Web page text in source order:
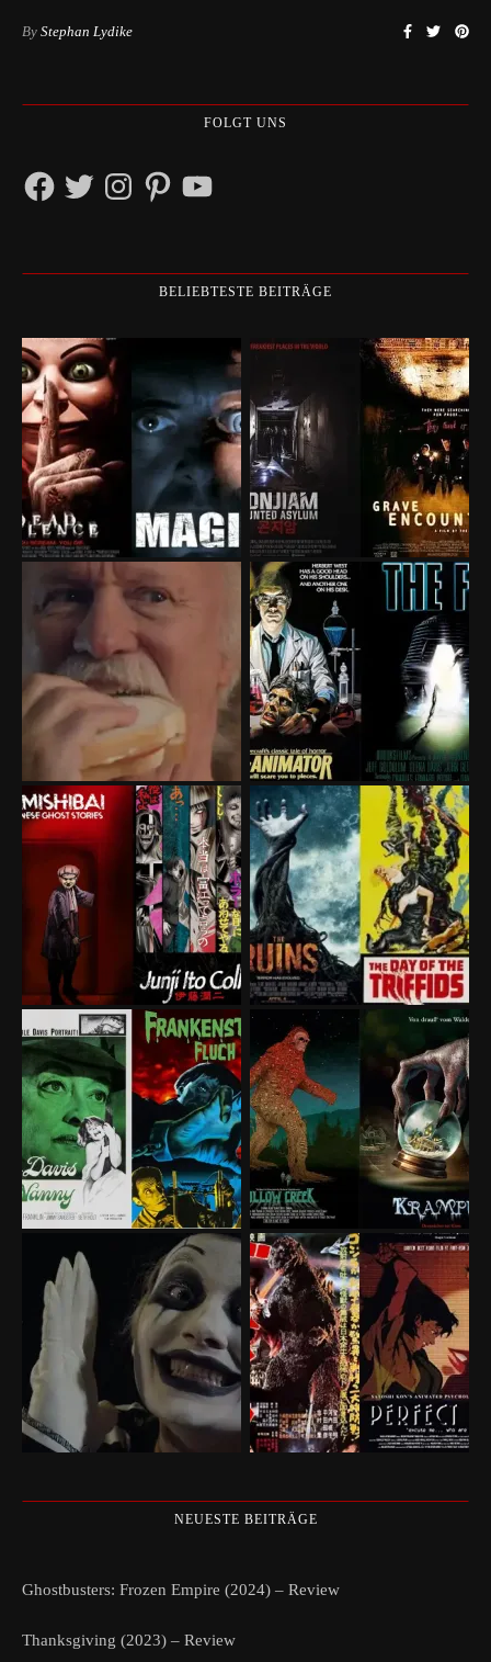
By Stephan Lydike
FOLGT UNS
FacebookTwitterInstagramPinterestYouTube
BELIEBTESTE BEITRÄGE
NEUESTE BEITRÄGE
Ghostbusters: Frozen Empire (2024) – Review
Thanksgiving (2023) – Review